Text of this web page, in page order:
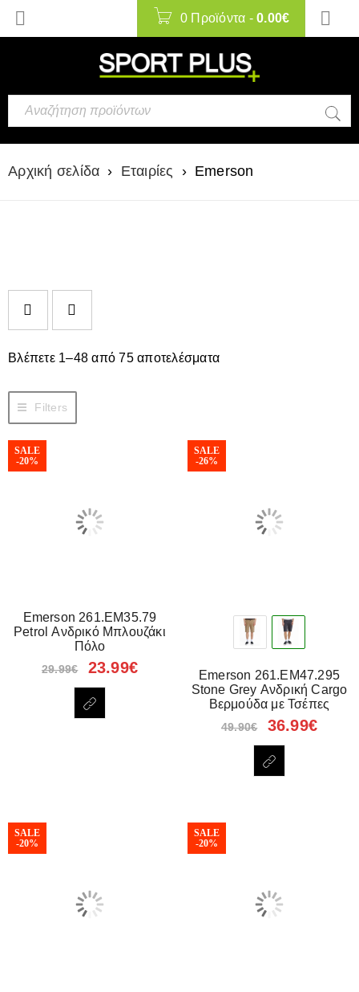
0 Προϊόντα - 0.00€
Αρχική σελίδα › Εταιρίες › Emerson
Βλέπετε 1–48 από 75 αποτελέσματα
Filters
SALE
-20%
Emerson 261.EM35.79
Petrol Ανδρικό Μπλουζάκι
Πόλο
29.99€ 23.99€
SALE
-26%
Emerson 261.EM47.295
Stone Grey Ανδρική Cargo
Βερμούδα με Τσέπες
49.90€ 36.99€
SALE
-20%
SALE
-20%